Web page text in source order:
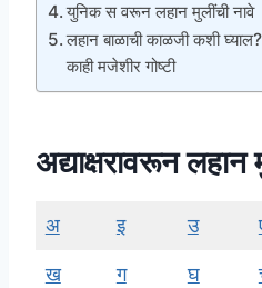
युनिक स वरून लहान मुलींची नावे
लहान बाळाची काळजी कशी
काही मजेशीर गोष्टी
अद्याक्षरावरून लहान
अ इ उ
ख ग घ